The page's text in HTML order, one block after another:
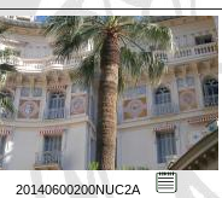
20140600200NUC2A